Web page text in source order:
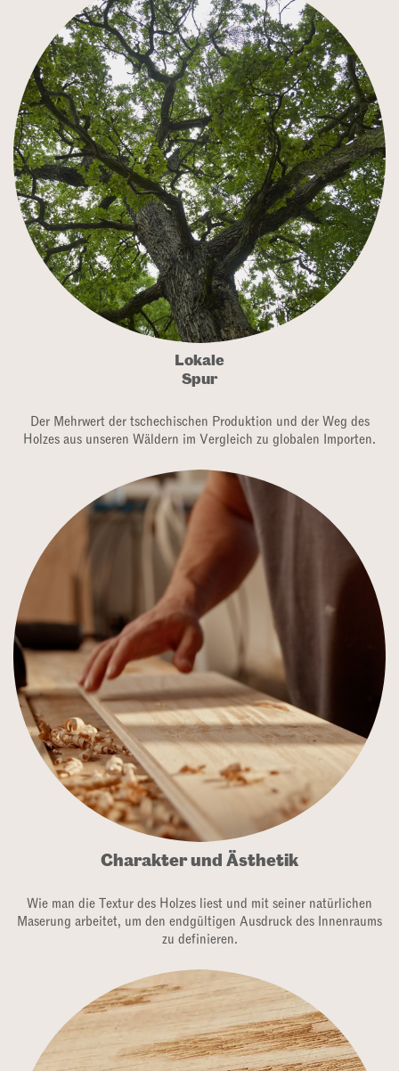
Lokale
Spur
Der Mehrwert der tschechischen Produktion und der Weg des
Holzes aus unseren Wäldern im Vergleich zu globalen Importen.
Wie man die Textur des Holzes liest und mit seiner natürlichen
Maserung arbeitet, um den endgültigen Ausdruck des Innenraums
zu definieren.
Charakter und Ästhetik